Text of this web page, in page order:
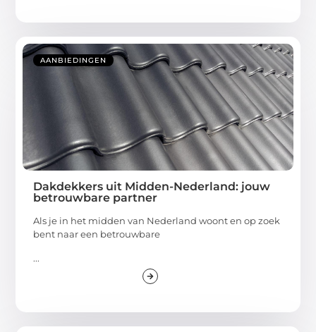
AANBIEDINGEN
Dakdekkers uit Midden-Nederland: jouw
betrouwbare partner
Als je in het midden van Nederland woont en op zoek
bent naar een betrouwbare
...